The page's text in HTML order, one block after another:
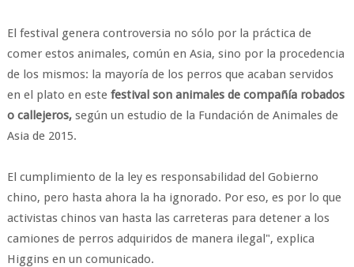
El festival genera controversia no sólo por la práctica de
comer estos animales, común en Asia, sino por la procedencia
de los mismos: la mayoría de los perros que acaban servidos
en el plato en este festival son animales de compañía robados
o callejeros,según un estudio de la Fundación de Animales de
Asia de 2015.
El cumplimiento de la ley es responsabilidad del Gobierno
chino, pero hasta ahora la ha ignorado. Por eso, es por lo que
activistas chinos van hasta las carreteras para detener a los
camiones de perros adquiridos de manera ilegal", explica
Higgins en un comunicado.